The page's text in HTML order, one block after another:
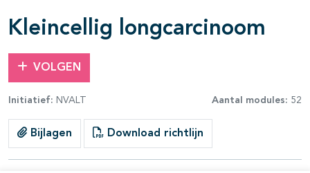
Kleincellig longcarcinoom
VOLGEN
Initiatief: NVALT Aantal modules: 52
Bijlagen Download richtlijn
open- en dichtklappen
open- en dichtklappen
open- en dichtklappen